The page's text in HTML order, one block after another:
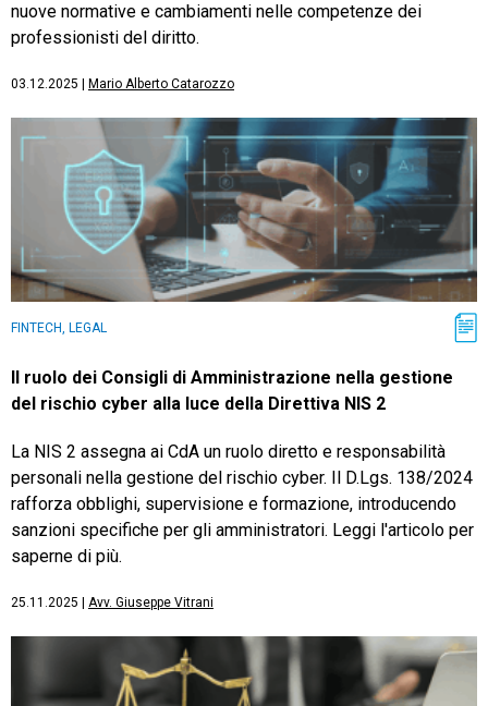
nuove normative e cambiamenti nelle competenze dei
professionisti del diritto.
03.12.2025 Mario Alberto Catarozzo
FINTECH, LEGAL
Il ruolo dei Consigli di Amministrazione nella gestione
del rischio cyber alla luce della Direttiva NIS 2
La NIS 2 assegna ai CdA un ruolo diretto e responsabilità
personali nella gestione del rischio cyber. Il D.Lgs. 138/2024
rafforza obblighi, supervisione e formazione, introducendo
sanzioni specifiche per gli amministratori. Leggi l'articolo per
saperne di più.
25.11.2025 Avv. Giuseppe Vitrani